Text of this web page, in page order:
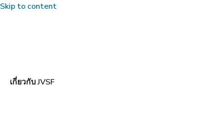
Skip to content
เกี่ยวกับ JVSF